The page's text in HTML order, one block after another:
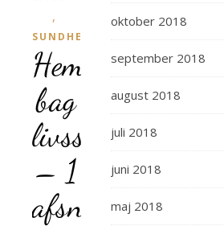
,
SUNDHED
Hemmeligheden
bag
livsstilsændringer
– 1
afsnit
oktober 2018
september 2018
august 2018
juli 2018
juni 2018
maj 2018